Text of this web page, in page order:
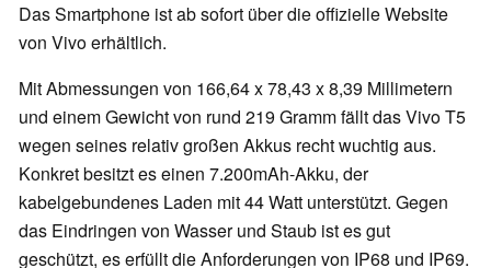
Das Smartphone ist ab sofort über die offizielle Website
von Vivo erhältlich.
Mit Abmessungen von 166,64 x 78,43 x 8,39 Millimetern
und einem Gewicht von rund 219 Gramm fällt das Vivo T5
wegen seines relativ großen Akkus recht wuchtig aus.
Konkret besitzt es einen 7.200mAh-Akku, der
kabelgebundenes Laden mit 44 Watt unterstützt. Gegen
das Eindringen von Wasser und Staub ist es gut
geschützt, es erfüllt die Anforderungen von IP68 und IP69.